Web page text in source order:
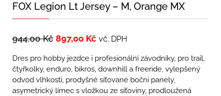
FOX Legion Lt Jersey – M, Orange MX
944,00Kč 897,00 Kč vč. DPH
Dres pro hobby jezdce i profesionální závodníky, pro trail,
čtyřkolky, enduro, bikros, downhill a freeride, vylepšený
odvod vlhkosti, prodyšné síťované boční panely,
asymetrický límec s vložkou ze síťoviny, prodloužená